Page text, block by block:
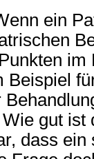
ein
Beispiel
gut
dass